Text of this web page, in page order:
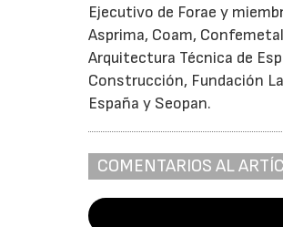
Ejecutivo de Forae y
Asprima, Coam,
Arquitectura Técnica de
Construcción, Fundación
España y Seopan.
COMENTARIOS AL